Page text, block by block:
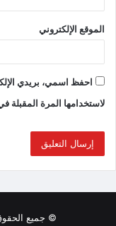
الموقع الإلكتروني
احفظ اسمي، بريدي
لاستخدامها المرة المقبلة
© جميع الحقوق محفوظة